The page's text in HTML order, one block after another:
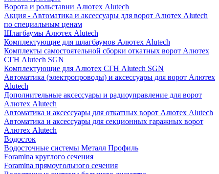
Ворота и рольставни Алютех Alutech
Акция - Автоматика и аксессуары для ворот Алютех Alutech
по специальным ценам
Шлагбаумы Алютех Alutech
Комплектующие для шлагбаумов Алютех Alutech
Комплекты самостоятельной сборки откатных ворот Алютех
СГН Alutech SGN
Комплектующие для Алютех СГН Alutech SGN
Автоматика (электропроводы) и аксессуары для ворот Алютех
Alutech
Дополнительные аксессуары и радиоуправление для ворот
Алютех Alutech
Автоматика и аксессуары для откатных ворот Алютех Alutech
Автоматика и аксессуары для секционных гаражных ворот
Алютех Alutech
Водосток
Водосточные системы Металл Профиль
Foramina круглого сечения
Foramina прямоугольного сечения